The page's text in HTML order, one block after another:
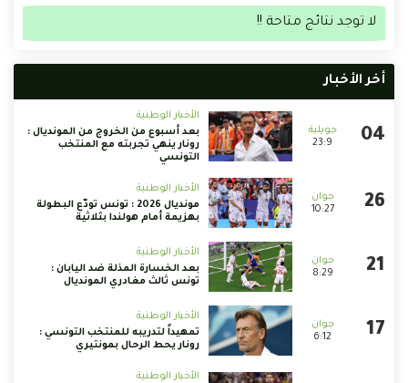
لا توجد نتائج متاحة !!
أخر الأخبار
23:9
الأخبار الوطنية
بعد أسبوع من الخروج من المونديال :
رونار ينهي تجربته مع المنتخب
التونسي
10:27
الأخبار الوطنية
مونديال 2026 : تونس تودّع البطولة
بهزيمة أمام هولندا بثلاثية
8:29
الأخبار الوطنية
بعد الخسارة المذلة ضد اليابان :
تونس ثالث مغادري المونديال
6:12
الأخبار الوطنية
تمهيداً لتدريبه للمنتخب التونسي :
رونار يحط الرحال بمونتيري
الأخبار الوطنية